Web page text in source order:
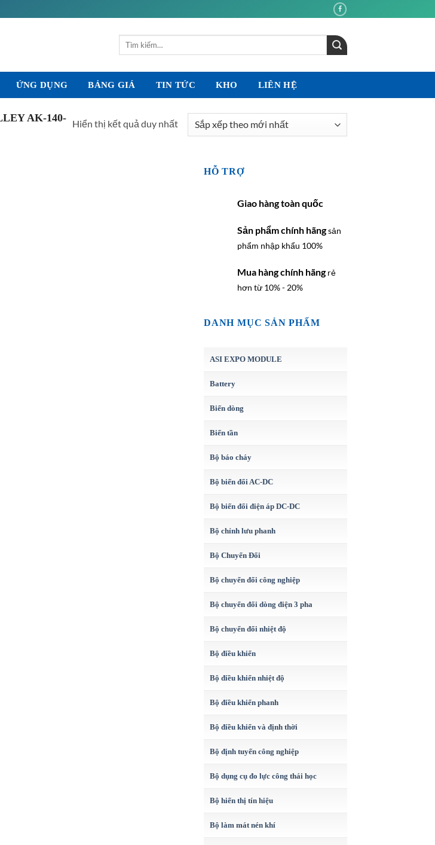
Tìm
ỨNG DỤNG BẢNG GIÁ TIN TỨC KHO LIÊN HỆ
AK-140- Hiển thị kết quả duy nhất
HỖ TRỢ
Giao hàng toàn quốc
Sản phẩm chính hãngsản
phẩm nhập khẩu 100%
Mua hàng chính hãng rẻ
hơn từ 10% - 20%
DANH MỤC SẢN PHẨM
ASI EXPO MODULE
Battery
Biến dòng
Biến tần
Bộ báo cháy
Bộ biến đổi AC-DC
Bộ biến đổi điện áp DC-DC
Bộ chỉnh lưu phanh
Bộ Chuyển Đổi
Bộ chuyển đổi công nghiệp
Bộ chuyển đổi dòng điện 3 pha
Bộ chuyển đổi nhiệt độ
Bộ điều khiển
Bộ điều khiển nhiệt độ
Bộ điều khiển phanh
Bộ điều khiển và định thời
Bộ định tuyến công nghiệp
Bộ dụng cụ đo lực công thái học
Bộ hiển thị tín hiệu
Bộ làm mát nén khí